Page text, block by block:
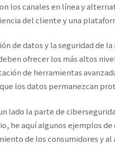
los canales en línea y
del cliente y una
de datos y la seguridad de
ofrecer los más altos
de herramientas
los datos permanezcan
lado la parte de
he aquí algunos ejemplos
de los consumidores y al